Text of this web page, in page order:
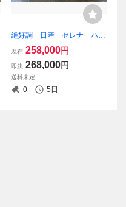
絶好調 日産 セレナ ハイ
ウェイスター Vセレクショ
ン 純正フリップダウンモニ
ター 乗車定員8人 車検R8
年11月23まで 即乗り
現在 258,000円
即決 268,000円
送料未定
0 5日